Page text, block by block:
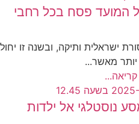
בחול המועד פסח בכל רחבי
ישראלית ותיקה, ובשנה זו יחול
נוסטלגי אל ילדות